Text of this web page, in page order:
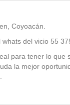
Coyoacán.
del vicio 55
para tener lo que
la mejor